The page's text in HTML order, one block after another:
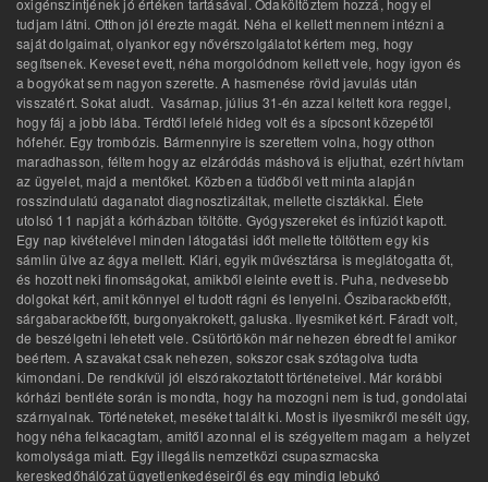
oxigénszintjének jó értéken tartásával. Odaköltöztem hozzá, hogy el
tudjam látni. Otthon jól érezte magát. Néha el kellett mennem intézni a
saját dolgaimat, olyankor egy nővérszolgálatot kértem meg, hogy
segítsenek. Keveset evett, néha morgolódnom kellett vele, hogy igyon és
a bogyókat sem nagyon szerette. A hasmenése rövid javulás után
visszatért. Sokat aludt. Vasárnap, július 31-én azzal keltett kora reggel,
hogy fáj a jobb lába. Térdtől lefelé hideg volt és a sípcsont közepétől
hófehér. Egy trombózis. Bármennyire is szerettem volna, hogy otthon
maradhasson, féltem hogy az elzáródás máshová is eljuthat, ezért hívtam
az ügyelet, majd a mentőket. Közben a tüdőből vett minta alapján
rosszindulatú daganatot diagnosztizáltak, mellette cisztákkal. Élete
utolsó 11 napját a kórházban töltötte. Gyógyszereket és infúziót kapott.
Egy nap kivételével minden látogatási időt mellette töltöttem egy kis
sámlin ülve az ágya mellett. Klári, egyik művésztársa is meglátogatta őt,
és hozott neki finomságokat, amikből eleinte evett is. Puha, nedvesebb
dolgokat kért, amit könnyel el tudott rágni és lenyelni. Őszibarackbefőtt,
sárgabarackbefőtt, burgonyakrokett, galuska. Ilyesmiket kért. Fáradt volt,
de beszélgetni lehetett vele. Csütörtökön már nehezen ébredt fel amikor
beértem. A szavakat csak nehezen, sokszor csak szótagolva tudta
kimondani. De rendkívül jól elszórakoztatott történeteivel. Már korábbi
kórházi bentléte során is mondta, hogy ha mozogni nem is tud, gondolatai
szárnyalnak. Történeteket, meséket talált ki. Most is ilyesmikről mesélt úgy,
hogy néha felkacagtam, amitől azonnal el is szégyeltem magam a helyzet
komolysága miatt. Egy illegális nemzetközi csupaszmacska
kereskedőhálózat ügyetlenkedéseiről és egy mindig lebukó